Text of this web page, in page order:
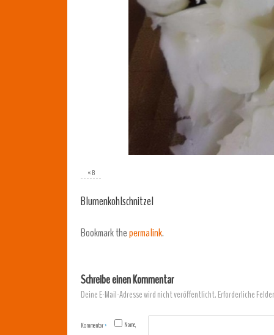
«B
Blumenkohlschnitzel
Bookmark thepermalink.
Schreibe einen Kommentar
Deine E-Mail-Adresse wird nicht veröffentlicht.Erforderliche
Kommentar*
Name,